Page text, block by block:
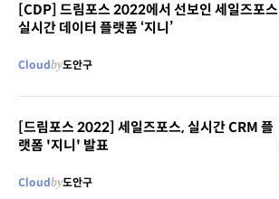
[CDP] 드림포스 2022에서 선보인 세일즈포스
실시간 데이터 플랫폼 ‘지니’
Cloudby도안구
[드림포스 2022] 세일즈포스, 실시간 CRM 플
랫폼 '지니' 발표
Cloudby도안구